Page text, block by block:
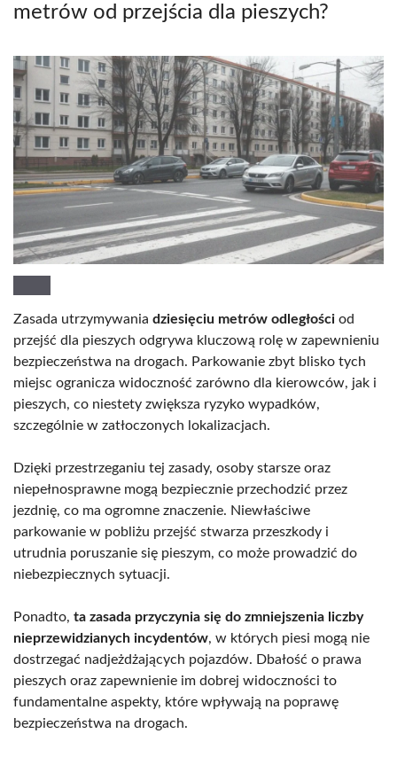
metrów od przejścia dla pieszych?
Zasada utrzymywania dziesięciu metrów odległości od
przejść dla pieszych odgrywa kluczową rolę w zapewnieniu
bezpieczeństwa na drogach. Parkowanie zbyt blisko tych
miejsc ogranicza widoczność zarówno dla kierowców, jak i
pieszych, co niestety zwiększa ryzyko wypadków,
szczególnie w zatłoczonych lokalizacjach.
Dzięki przestrzeganiu tej zasady, osoby starsze oraz
niepełnosprawne mogą bezpiecznie przechodzić przez
jezdnię, co ma ogromne znaczenie. Niewłaściwe
parkowanie w pobliżu przejść stwarza przeszkody i
utrudnia poruszanie się pieszym, co może prowadzić do
niebezpiecznych sytuacji.
Ponadto, ta zasada przyczynia się do zmniejszenia liczby
nieprzewidzianych incydentów, w których piesi mogą nie
dostrzegać nadjeżdżających pojazdów. Dbałość o prawa
pieszych oraz zapewnienie im dobrej widoczności to
fundamentalne aspekty, które wpływają na poprawę
bezpieczeństwa na drogach.